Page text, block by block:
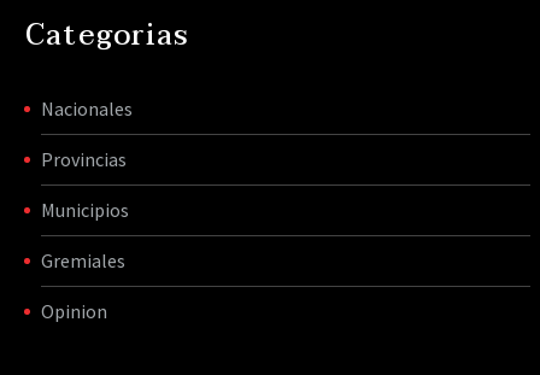
Categorias
Nacionales
Provincias
Municipios
Gremiales
Opinion